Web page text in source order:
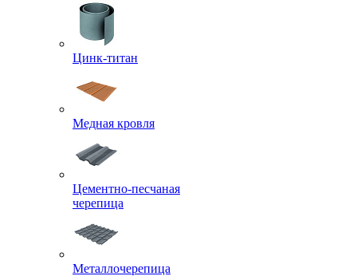
Цинк-титан
Медная кровля
Цементно-песчаная
черепица
Металлочерепица